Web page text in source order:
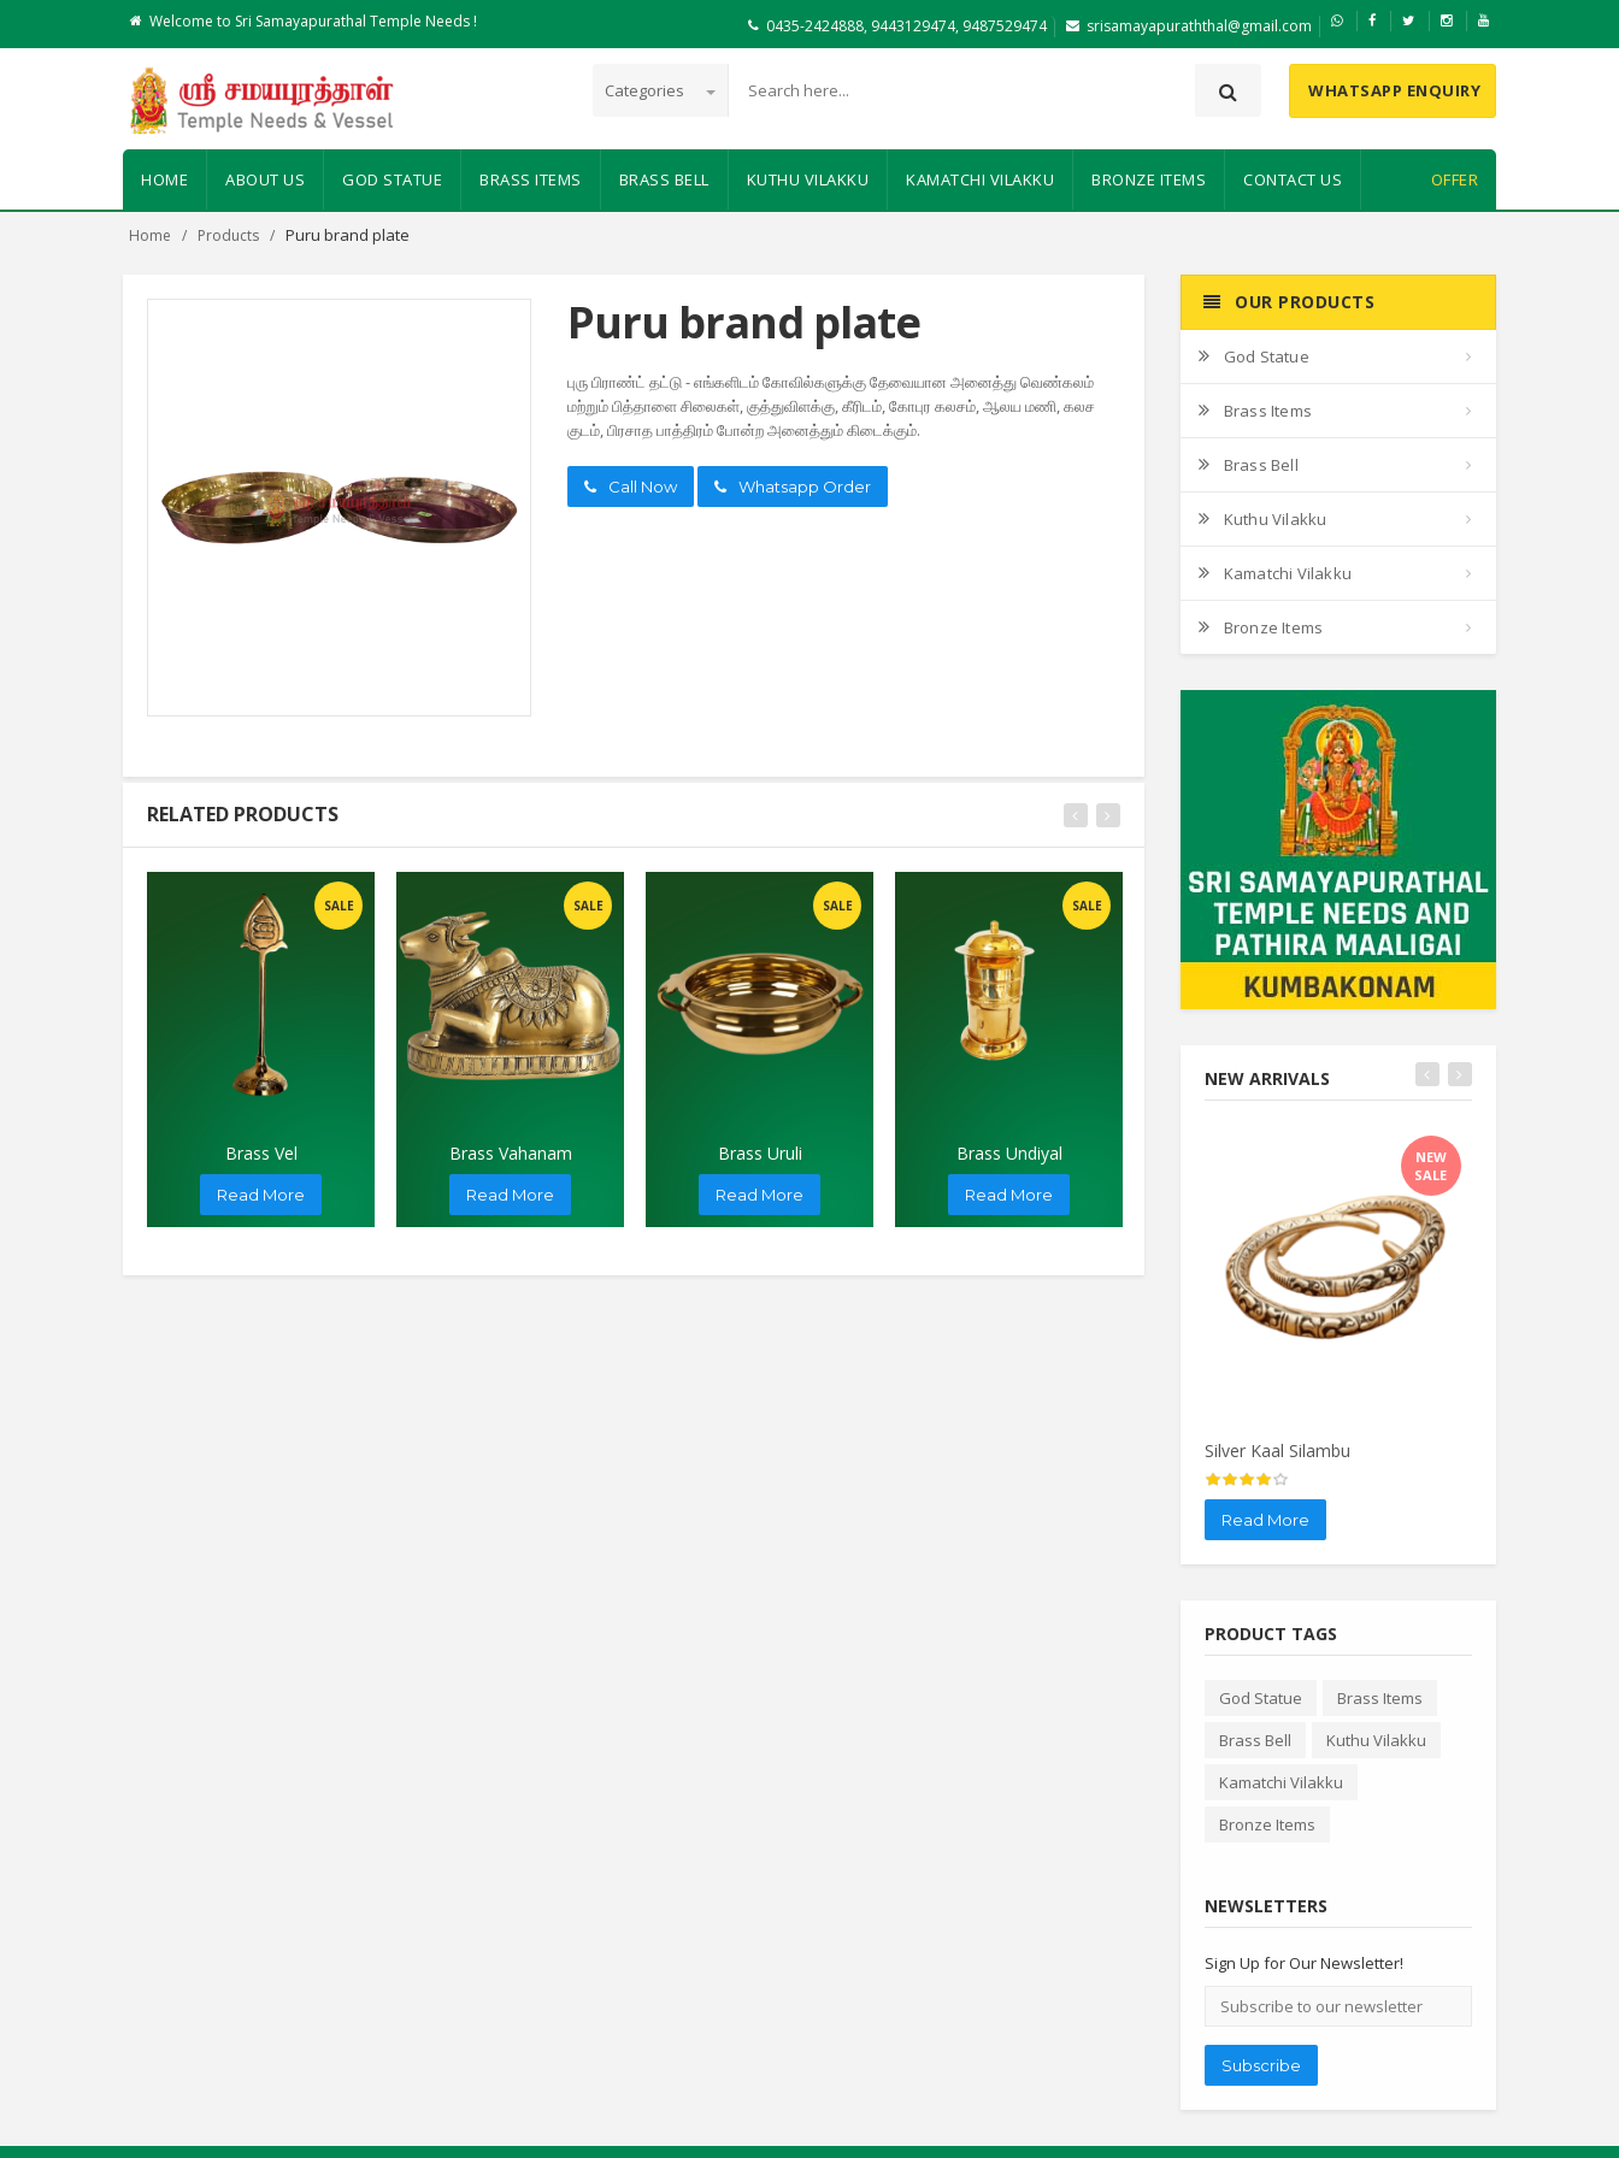
Welcome to Sri Samayapurathal Temple Needs ! 0435-2424888, 9443129474, 9487529474 srisamayapuraththal@gmail.com
Categories WHATSAPP ENQUIRY
HOME ABOUT US GOD STATUE BRASS ITEMS BRASS BELL KUTHU VILAKKU KAMATCHI VILAKKU BRONZE ITEMS CONTACT US OFFER
Home Products Puru brand plate
Puru brand plate
புரு பிராண்ட் தட்டு - எங்களிடம் கோவில்களுக்கு தேவையான அனைத்து வெண்கலம்
மற்றும் பித்தாளை சிலைகள், குத்துவிளக்கு, கீரிடம், கோபுர கலசம், ஆலய மணி, கலச
குடம், பிரசாத பாத்திரம் போன்ற அனைத்தும் கிடைக்கும்.
Call Now Whatsapp Order
RELATED PRODUCTS
SALE
Brass Vel
Read More
SALE
Brass Vahanam
Read More
SALE
Brass Uruli
Read More
SALE
Brass Undiyal
Read More
SALE
Brass Theksha
OUR PRODUCTS
God Statue
Brass Items
Brass Bell
Kuthu Vilakku
Kamatchi Vilakku
Bronze Items
NEW ARRIVALS
NEW
SALE
Silver Kaal Silambu
Read More
PRODUCT TAGS
God Statue
Brass Items
Brass Bell
Kuthu Vilakku
Kamatchi Vilakku
Bronze Items
NEWSLETTERS
Sign Up for Our Newsletter!
Email
address
Subscribe